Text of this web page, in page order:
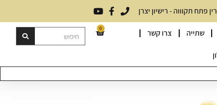
פתח תקוווה - רישיון יצרן
שתייה צרו קשר 0